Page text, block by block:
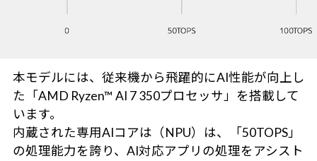
本モデルには、従来機から飛躍的にAI性能が向上し
た「AMD Ryzen™ AI 7 350プロセッサ」を搭載して
います。
内蔵された専用AIコアは（NPU）は、「50TOPS」
の処理能力を誇り、AI対応アプリの処理をアシスト